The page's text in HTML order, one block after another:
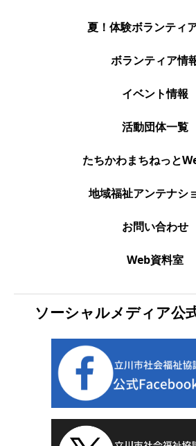
夏！体験ボランティ
ボランティア情
イベント情報
活動団体一覧
たちかわまちねっと
地域福祉アンテナシ
お問い合わせ
Web資料室
ソーシャルメディア公